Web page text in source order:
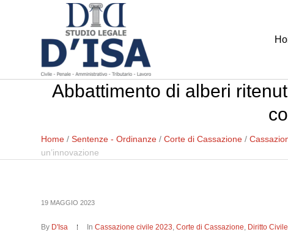
Abbattimento di alberi
Home /Sentenze - Ordinanze /Corte di Cassazione /
un’innovazione
19 MAGGIO 2023
By D'Isa InCassazione civile 2023,Corte di Cassazione, Diritto